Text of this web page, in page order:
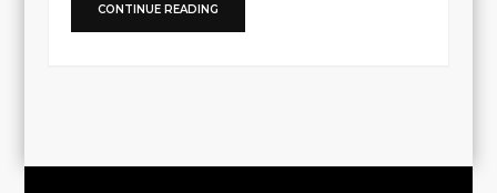
CONTINUE READING